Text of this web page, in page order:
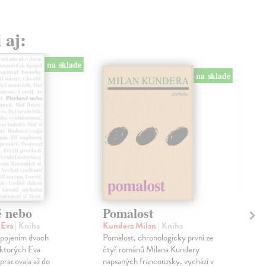
aj:
na sklade
nebo
| Kniha
dvoch
Eva
až do
na sklade
Pomalost
Kundera Milan | Kniha
Pomalost, chronologicky první ze
čtyř románů Milana Kundery
napsaných francouzsky, vychází v